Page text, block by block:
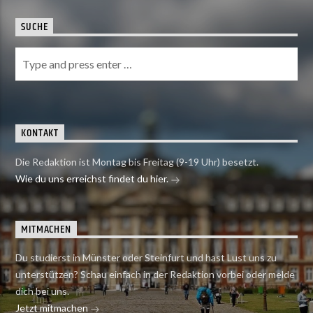
SUCHE
KONTAKT
Die Redaktion ist Montag bis Freitag (9-19 Uhr) besetzt.
Wie du uns erreichst findet du hier.
MITMACHEN
Du studierst in Münster oder Steinfurt und hast Lust uns zu
unterstützen? Schau einfach in der Redaktion vorbei oder melde
dich bei uns.
Jetzt mitmachen